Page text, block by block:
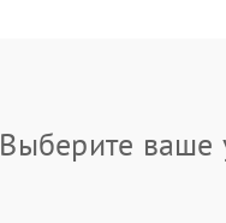
Выберите ваше